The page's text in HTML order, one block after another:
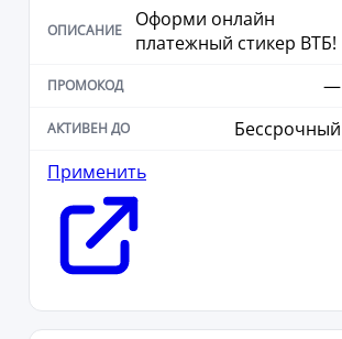
Оформи онлайн
платежный стикер ВТБ!
—
Бессрочный
Применить